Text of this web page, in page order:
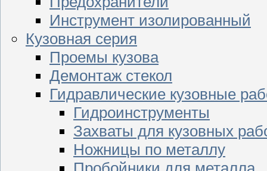
Инструмент изолированный
Кузовная серия
Проемы кузова
Демонтаж стекол
Гидравлические кузовные
Гидроинструменты
Захваты для кузовных
Ножницы по металлу